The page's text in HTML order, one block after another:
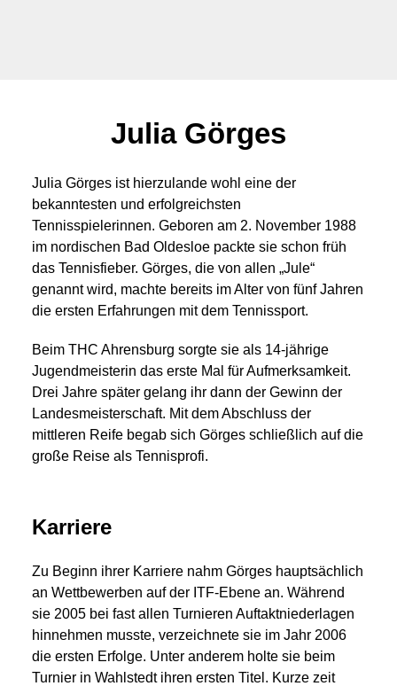
Julia Görges
Julia Görges ist hierzulande wohl eine der
bekanntesten und erfolgreichsten
Tennisspielerinnen. Geboren am 2. November 1988
im nordischen Bad Oldesloe packte sie schon früh
das Tennisfieber. Görges, die von allen „Jule“
genannt wird, machte bereits im Alter von fünf Jahren
die ersten Erfahrungen mit dem Tennissport.
Beim THC Ahrensburg sorgte sie als 14-jährige
Jugendmeisterin das erste Mal für Aufmerksamkeit.
Drei Jahre später gelang ihr dann der Gewinn der
Landesmeisterschaft. Mit dem Abschluss der
mittleren Reife begab sich Görges schließlich auf die
große Reise als Tennisprofi.
Karriere
Zu Beginn ihrer Karriere nahm Görges hauptsächlich
an Wettbewerben auf der ITF-Ebene an. Während
sie 2005 bei fast allen Turnieren Auftaktniederlagen
hinnehmen musste, verzeichnete sie im Jahr 2006
die ersten Erfolge. Unter anderem holte sie beim
Turnier in Wahlstedt ihren ersten Titel. Kurze zeit